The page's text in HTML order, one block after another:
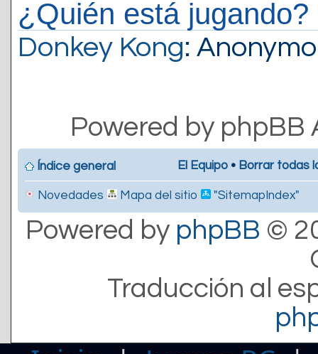
¿Quién está jugando?
Donkey Kong:
Powered by
Índice general El Equipo • Borrar todas
Novedades Mapa del sitio "SitemapIndex"
Powered by phpBB ©
Traducción al